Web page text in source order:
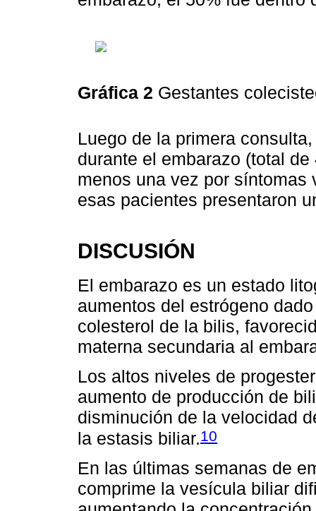
Gráfica 2 Gestantes
Luego de la primera
durante el embarazo (total
menos una vez por
esas pacientes presentaron
DISCUSIÓN
El embarazo es un estado
aumentos del estrógeno
colesterol de la bilis,
materna secundaria al
Los altos niveles de
aumento de producción de
disminución de la velocidad
la estasis biliar.10
En las últimas semanas de
comprime la vesícula biliar